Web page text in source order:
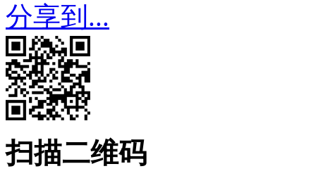
分享到...
扫描二维码